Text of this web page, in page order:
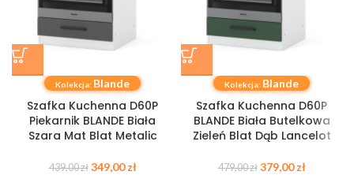
Kolekcja: Blande
Szafka Kuchenna D60P
Piekarnik BLANDE Biała
Szara Mat Blat Metalic
439,00zł 349,00zł
Kolekcja: Blande
Szafka Kuchenna D60P
BLANDE Biała Butelkowa
Zieleń Blat Dąb Lancelot
479,00zł 379,00zł